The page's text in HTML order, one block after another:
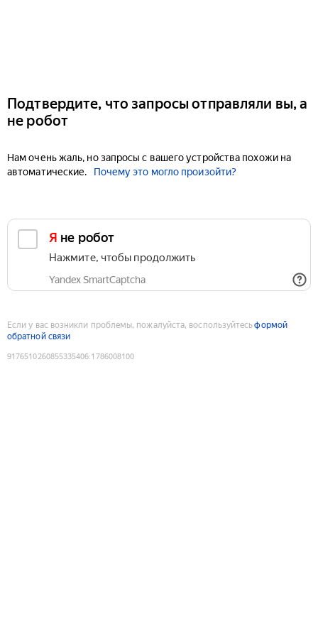
Подтвердите, что запросы отправляли вы, а
не робот
Нам очень жаль, но запросы с вашего устройства похожи на
автоматические.
Почему это могло произойти?
Я не робот
Нажмите, чтобы продолжить
Yandex SmartCaptcha
Если у вас возникли проблемы, пожалуйста, воспользуйтесьформой
обратной связи
9176510260855335406:1786008100